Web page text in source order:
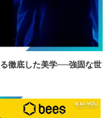
徹底した美学──強固な世